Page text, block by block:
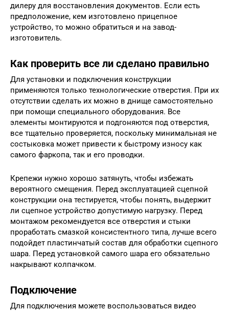
дилеру для восстановления документов. Если есть
предположение, кем изготовлено прицепное
устройство, то можно обратиться и на завод-
изготовитель.
Как проверить все ли сделано правильно
Для установки и подключения конструкции
применяются только технологические отверстия. При их
отсутствии сделать их можно в днище самостоятельно
при помощи специального оборудования. Все
элементы монтируются и подгоняются под отверстия,
все тщательно проверяется, поскольку минимальная не
состыковка может привести к быстрому износу как
самого фаркопа, так и его проводки.
Крепежи нужно хорошо затянуть, чтобы избежать
вероятного смещения. Перед эксплуатацией сцепной
конструкции она тестируется, чтобы понять, выдержит
ли сцепное устройство допустимую нагрузку. Перед
монтажом рекомендуется все отверстия и стыки
проработать смазкой консистентного типа, лучше всего
подойдет пластинчатый состав для обработки сцепного
шара. Перед установкой самого шара его обязательно
накрывают колпачком.
Подключение
Для подключения можете воспользоваться видео